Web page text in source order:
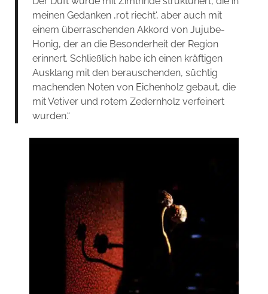
meinen Gedanken ‚rot riecht‘, aber auch mit
einem überraschenden Akkord von Jujube-
Honig, der an die Besonderheit der Region
erinnert. Schließlich habe ich einen kräftigen
Ausklang mit den berauschenden, süchtig
machenden Noten von Eichenholz gebaut, die
mit Vetiver und rotem Zedernholz verfeinert
wurden.“